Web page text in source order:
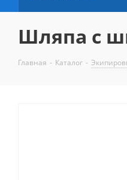
Шляпа с
Главная - Каталог -